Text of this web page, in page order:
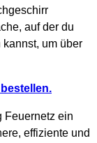
auf der du
um über
Feuernetz ein
effiziente und